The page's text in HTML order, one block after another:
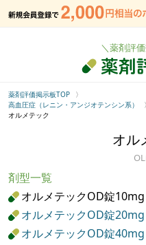
＼薬剤評
薬剤評価掲示板TOP
高血圧症（レニン・アンジオテンシン系）
オルメテック
オル
剤型一覧
オルメテックOD錠10mg
オルメテックOD錠20mg
オルメテックOD錠40mg